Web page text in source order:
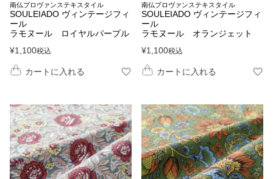
南仏プロヴァンステキスタイル
SOULEIADO ヴィンテージフィ
ール
ラモヌール ロイヤルパープル
¥1,100税込
カートに入れる
南仏プロヴァンステキスタイル
SOULEIADO ヴィンテージフィ
ール
ラモヌール オランジェット
¥1,100税込
カートに入れる